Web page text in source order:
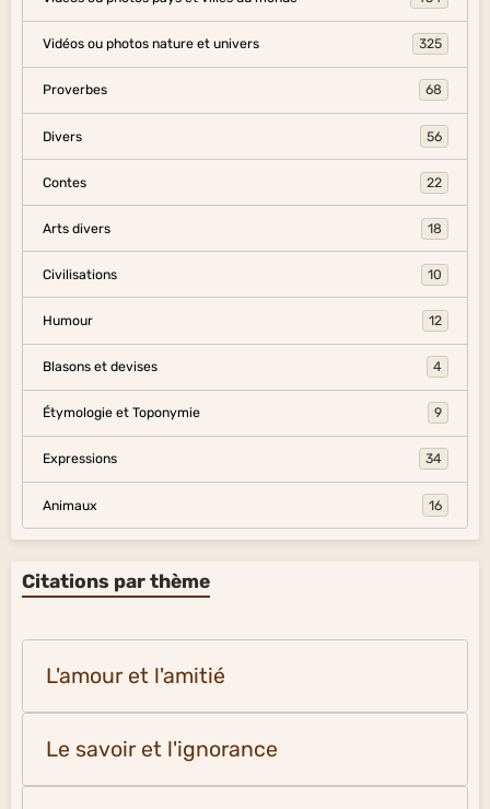
Vidéos ou photos nature et univers 325
Proverbes 68
Divers 56
Contes 22
Arts divers 18
Civilisations 10
Humour 12
Blasons et devises 4
Étymologie et Toponymie 9
Expressions 34
Animaux 16
Citations par thème
L'amour et l'amitié
Le savoir et l'ignorance